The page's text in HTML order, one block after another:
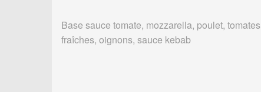
Base sauce tomate, mozzarella, poulet, tomates
fraîches, oignons, sauce kebab